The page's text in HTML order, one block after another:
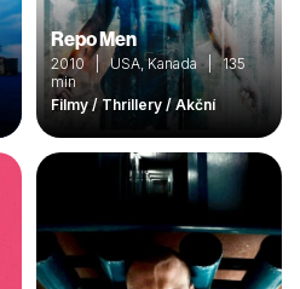
Repo Men
2010 | USA, Kanada | 135
min
Filmy / Thrillery / Akční